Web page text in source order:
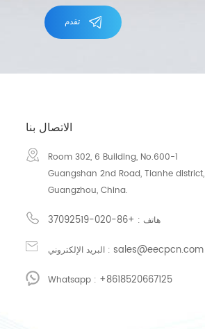
تقدم
الاتصال بنا
Room 302, 6 Building, No.600-1
Guangshan 2nd Road, Tianhe district,
Guangzhou, China.
هاتف : +86-020-37092519
البريد الإلكتروني :sales@eecpcn.com
Whatsapp : +8618520667125